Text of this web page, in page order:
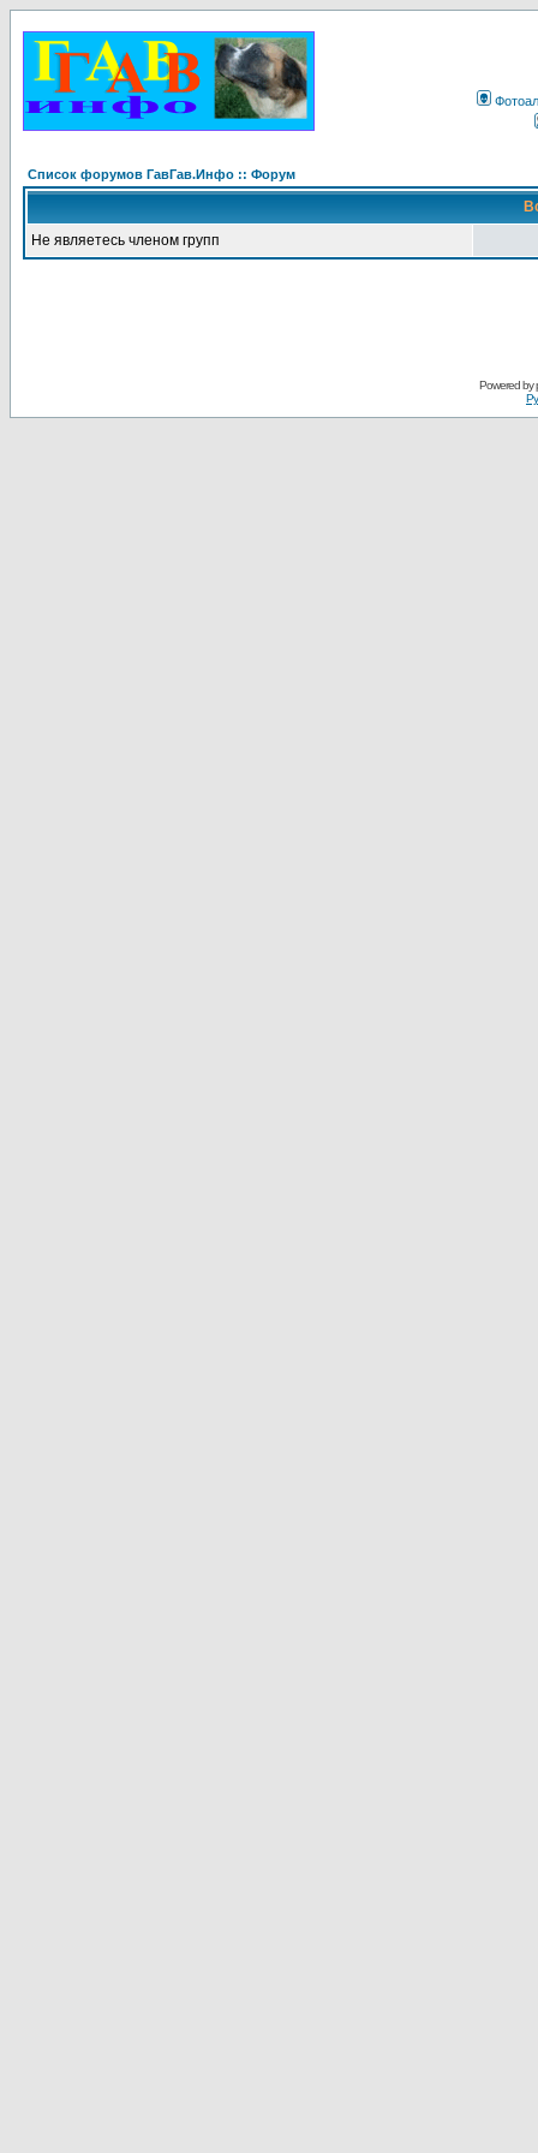
Список форумов ГавГав.Инфо :: Форум
Не являетесь членом групп
Powered by